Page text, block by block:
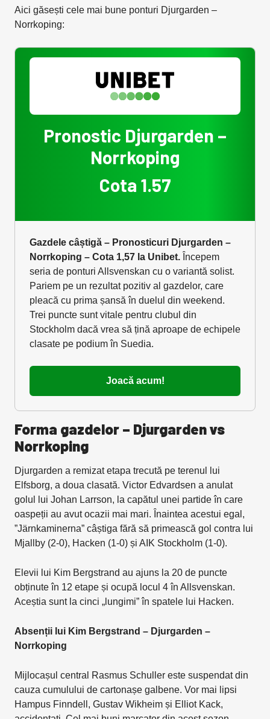
Aici găsești cele mai bune ponturi Djurgarden –
Norrkoping:
Pronostic Djurgarden –
Norrkoping
Cota 1.57
Gazdele câștigă – Pronosticuri Djurgarden –
Norrkoping – Cota 1,57 la Unibet. Începem
seria de ponturi Allsvenskan cu o variantă solist.
Pariem pe un rezultat pozitiv al gazdelor, care
pleacă cu prima șansă în duelul din weekend.
Trei puncte sunt vitale pentru clubul din
Stockholm dacă vrea să țină aproape de echipele
clasate pe podium în Suedia.
Joacă acum!
Forma gazdelor – Djurgarden vs
Norrkoping
Djurgarden a remizat etapa trecută pe terenul lui
Elfsborg, a doua clasată. Victor Edvardsen a anulat
golul lui Johan Larrson, la capătul unei partide în care
oaspeții au avut ocazii mai mari. Înaintea acestui egal,
”Järnkaminerna” câștiga fără să primească gol contra lui
Mjallby (2-0), Hacken (1-0) și AIK Stockholm (1-0).
Elevii lui Kim Bergstrand au ajuns la 20 de puncte
obținute în 12 etape și ocupă locul 4 în Allsvenskan.
Aceștia sunt la cinci „lungimi” în spatele lui Hacken.
Absenții lui Kim Bergstrand – Djurgarden –
Norrkoping
Mijlocașul central Rasmus Schuller este suspendat din
cauza cumulului de cartonașe galbene. Vor mai lipsi
Hampus Finndell, Gustav Wikheim și Elliot Kack,